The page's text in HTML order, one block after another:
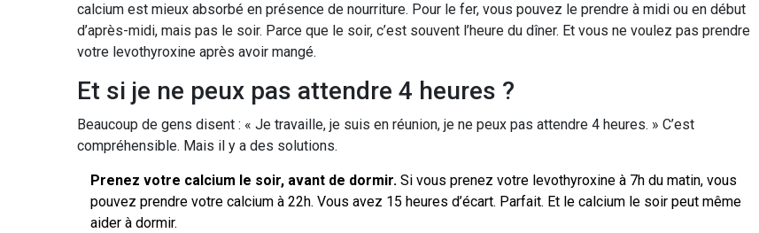
calcium est mieux absorbé en présence de nourriture. Pour le fer, vous pouvez le prendre à midi ou en début
d’après-midi, mais pas le soir. Parce que le soir, c’est souvent l’heure du dîner. Et vous ne voulez pas prendre
votre levothyroxine après avoir mangé.
Et si je ne peux pas attendre 4 heures ?
Beaucoup de gens disent : « Je travaille, je suis en réunion, je ne peux pas attendre 4 heures. » C’est
compréhensible. Mais il y a des solutions.
Prenez votre calcium le soir, avant de dormir. Si vous prenez votre levothyroxine à 7h du matin, vous
pouvez prendre votre calcium à 22h. Vous avez 15 heures d’écart. Parfait. Et le calcium le soir peut même
aider à dormir.